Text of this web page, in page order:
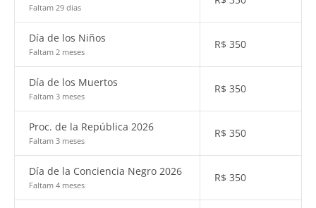
Faltam 29 dias
Día de los Niños
Faltam 2 meses
R$ 350
Día de los Muertos
Faltam 3 meses
R$ 350
Proc. de la República 2026
Faltam 3 meses
R$ 350
Día de la Conciencia Negro 2026
Faltam 4 meses
R$ 350